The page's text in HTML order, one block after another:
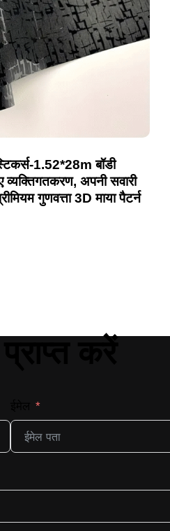
1.52*28m बॉडी
व्यक्तिगतकरण, अपनी सवारी
गुणवत्ता 3D माया पैटर्न